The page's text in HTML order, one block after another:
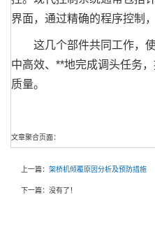
界面，通过精确的程序控制
这几个部件共同工作，使
中高效、**地完成调头任务
质量。
文章聚合页面：
上一篇： 架桥机倾覆原因分析及预防措施
下一篇：没有了！